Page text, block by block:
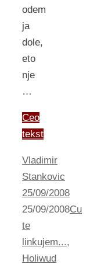
odem
ja
dole,
eto
nje
…
Ceo
tekst
Vladimir
Stankovic
25/09/2008
25/09/2008Cu
te
linkujem...,
Holiwud